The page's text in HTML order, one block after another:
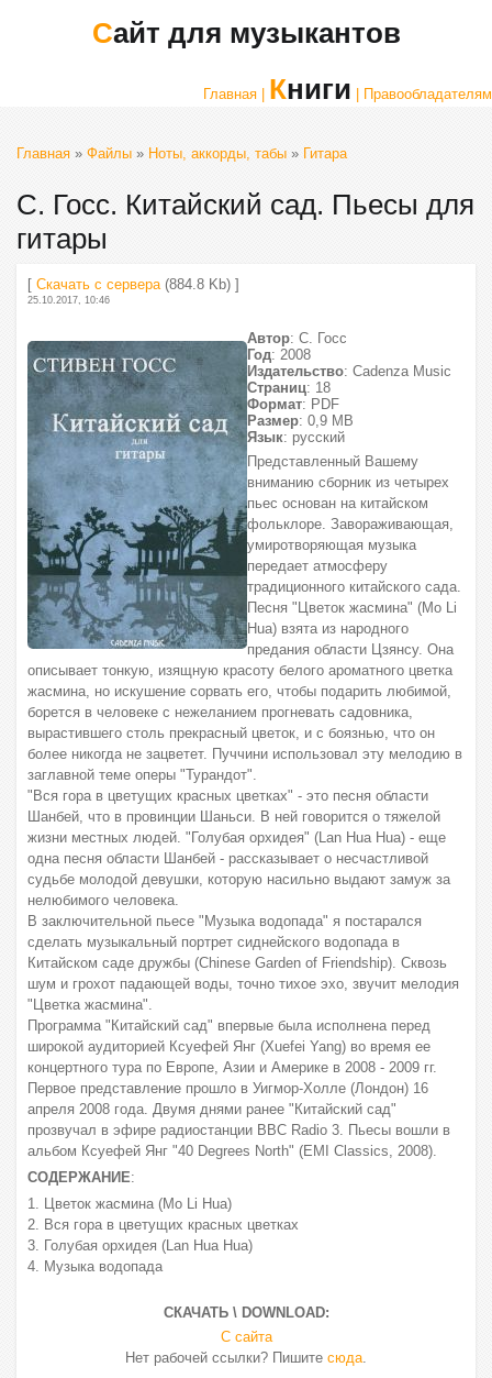
Сайт для музыкантов
Главная | Книги | Правообладателям
Главная » Файлы » Ноты, аккорды, табы » Гитара
С. Госс. Китайский сад. Пьесы для
гитары
[ Скачать с сервера(884.8 Kb) ]
25.10.2017, 10:46
Автор: С. Госс
Год: 2008
Издательство: Cadenza Music
Страниц: 18
Формат: PDF
Размер: 0,9 МВ
Язык: русский
Представленный Вашему
вниманию сборник из четырех
пьес основан на китайском
фольклоре. Завораживающая,
умиротворяющая музыка
передает атмосферу
традиционного китайского сада.
Песня "Цветок жасмина" (Mo Li
Hua) взята из народного
предания области Цзянсу. Она
описывает тонкую, изящную красоту белого ароматного цветка
жасмина, но искушение сорвать его, чтобы подарить любимой,
борется в человеке с нежеланием прогневать садовника,
вырастившего столь прекрасный цветок, и с боязнью, что он
более никогда не зацветет. Пуччини использовал эту мелодию в
заглавной теме оперы "Турандот".
"Вся гора в цветущих красных цветках" - это песня области
Шанбей, что в провинции Шаньси. В ней говорится о тяжелой
жизни местных людей. "Голубая орхидея" (Lan Hua Hua) - еще
одна песня области Шанбей - рассказывает о несчастливой
судьбе молодой девушки, которую насильно выдают замуж за
нелюбимого человека.
В заключительной пьесе "Музыка водопада" я постарался
сделать музыкальный портрет сиднейского водопада в
Китайском саде дружбы (Chinese Garden of Friendship). Сквозь
шум и грохот падающей воды, точно тихое эхо, звучит мелодия
"Цветка жасмина".
Программа "Китайский сад" впервые была исполнена перед
широкой аудиторией Ксуефей Янг (Xuefei Yang) во время ее
концертного тура по Европе, Азии и Америке в 2008 - 2009 гг.
Первое представление прошло в Уигмор-Холле (Лондон) 16
апреля 2008 года. Двумя днями ранее "Китайский сад"
прозвучал в эфире радиостанции BBC Radio 3. Пьесы вошли в
альбом Ксуефей Янг "40 Degrees North" (EMI Classics, 2008).
СОДЕРЖАНИЕ:
1. Цветок жасмина (Mo Li Hua)
2. Вся гора в цветущих красных цветках
3. Голубая орхидея (Lan Hua Hua)
4. Музыка водопада
СКАЧАТЬ \ DOWNLOAD:
С сайта
Нет рабочей ссылки? Пишите сюда.